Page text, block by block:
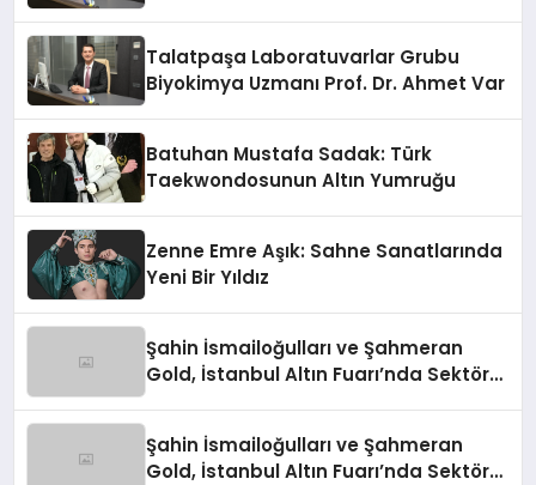
Talatpaşa Laboratuvarlar Grubu
Biyokimya Uzmanı Prof. Dr. Ahmet Var
Batuhan Mustafa Sadak: Türk
Taekwondosunun Altın Yumruğu
Zenne Emre Aşık: Sahne Sanatlarında
Yeni Bir Yıldız
Şahin İsmailoğulları ve Şahmeran
Gold, İstanbul Altın Fuarı’nda Sektöre
Şahin İsmailoğulları ve Şahmeran
Gold, İstanbul Altın Fuarı’nda Sektöre